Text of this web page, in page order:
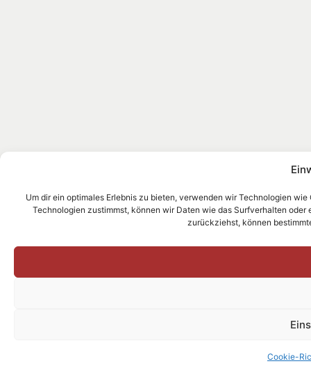
Um dir ein optimales Erlebnis zu bieten, verwenden wir Technologien
Technologien zustimmst, können wir Daten wie das Surfverhalten
zurückziehst, können
Cookie-